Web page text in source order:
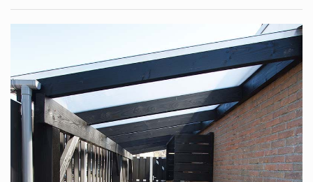
Ist das genau das, was Sie suchen? Hier können Sie ein
Komplettdach nach Maß
Sie suchen nach einem Komplettdach mit einer
Unterkonstruktion aus Douglasienholz, speziell für Sie
nach Maß produziert? Diese finden Sie unter
Douglasienholz Terrassenüberdachung nach Maß.
Polycarbonat-Komplettdach in vielen
verschiedenen Maßen
Dieses Komplettdach bieten wir in vielen verschiedenen
4